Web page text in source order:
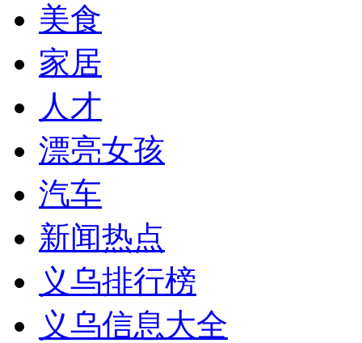
美食
家居
人才
漂亮女孩
汽车
新闻热点
义乌排行榜
义乌信息大全